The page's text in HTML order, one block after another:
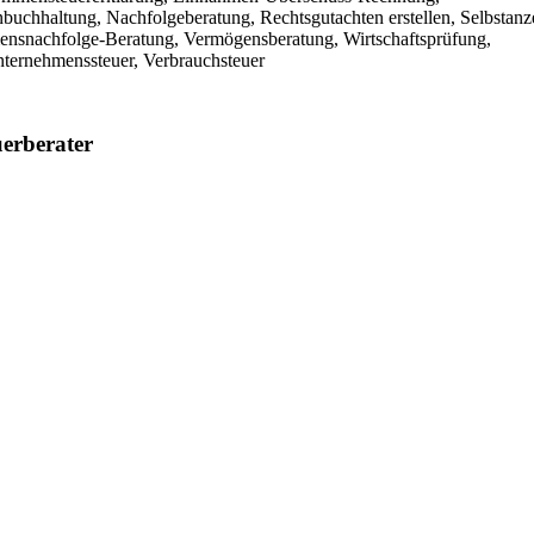
Nachfolgeberatung, Rechtsgutachten erstellen,
Beratung, Vermögensberatung, Wirtschaftsprüfung,
Verbrauchsteuer